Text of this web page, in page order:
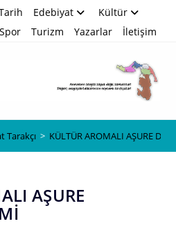
Edebiyat
Kültür
Spor Turizm Yazarlar İletişim
Tarakçı > KÜLTÜR AROMALI AŞURE
AŞURE